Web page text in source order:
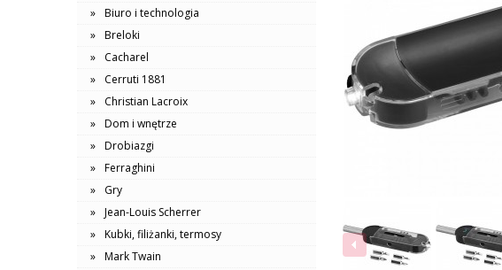
Biuro i technologia
Breloki
Cacharel
Cerruti 1881
Christian Lacroix
Dom i wnętrze
Drobiazgi
Ferraghini
Gry
Jean-Louis Scherrer
Kubki, filiżanki, termosy
Mark Twain